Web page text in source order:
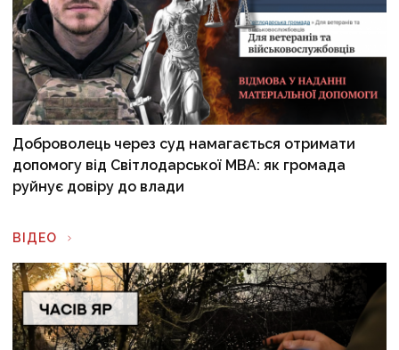
Доброволець через суд намагається отримати
допомогу від Світлодарської МВА: як громада
руйнує довіру до влади
ВІДЕО